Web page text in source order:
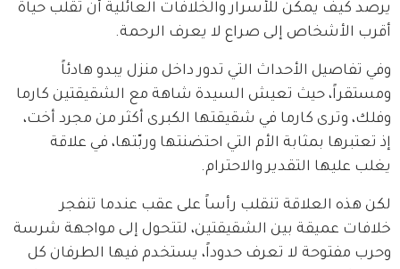
يرصد كيف يمكن للأسرار والخلافات العائلية أن تقلب حياة
أقرب الأشخاص إلى صراع لا يعرف الرحمة.
وفي تفاصيل الأحداث التي تدور داخل منزل يبدو هادئاً
ومستقراً، حيث تعيش السيدة شاهة مع الشقيقتين كارما
وفلك، وترى كارما في شقيقتها الكبرى أكثر من مجرد أخت،
إذ تعتبرها بمثابة الأم التي احتضنتها وربّتها، في علاقة
يغلب عليها التقدير والاحترام.
لكن هذه العلاقة تنقلب رأساً على عقب عندما تنفجر
خلافات عميقة بين الشقيقتين، لتتحول إلى مواجهة شرسة
وحرب مفتوحة لا تعرف حدوداً، يستخدم فيها الطرفان كل